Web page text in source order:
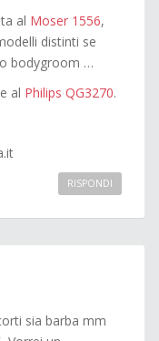
al Moser 1556,
distinti se
bodygroom …
al Philips QG3270.
RISPONDI
sia barba mm